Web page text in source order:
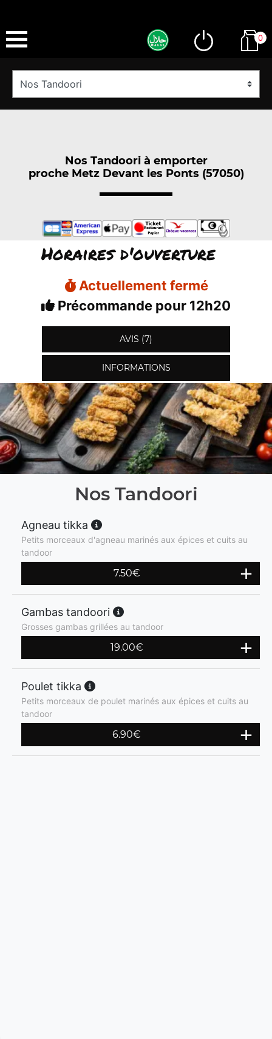
0
Nos Tandoori à emporter
proche Metz Devant les Ponts (57050)
Horaires d'ouverture
Actuellement fermé
Précommande pour 12h20
AVIS (7)
INFORMATIONS
Nos Tandoori
Agneau tikka
Petits morceaux d'agneau marinés aux épices et cuits au
tandoor
7.50€
Gambas tandoori
Grosses gambas grillées au tandoor
19.00€
Poulet tikka
Petits morceaux de poulet marinés aux épices et cuits au
tandoor
6.90€